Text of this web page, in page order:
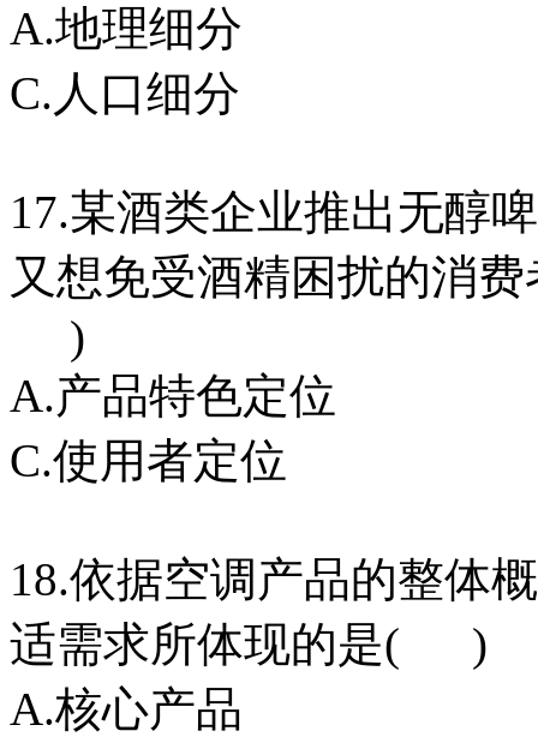
A.地理细分 B.
C.人口细分 D.
17.某酒类企业推出无醇
又想免受酒精困扰的消
)
A.产品特色定位
C.使用者定位
18.依据空调产品的整体
适需求所体现的是( )
A.核心产品 B.